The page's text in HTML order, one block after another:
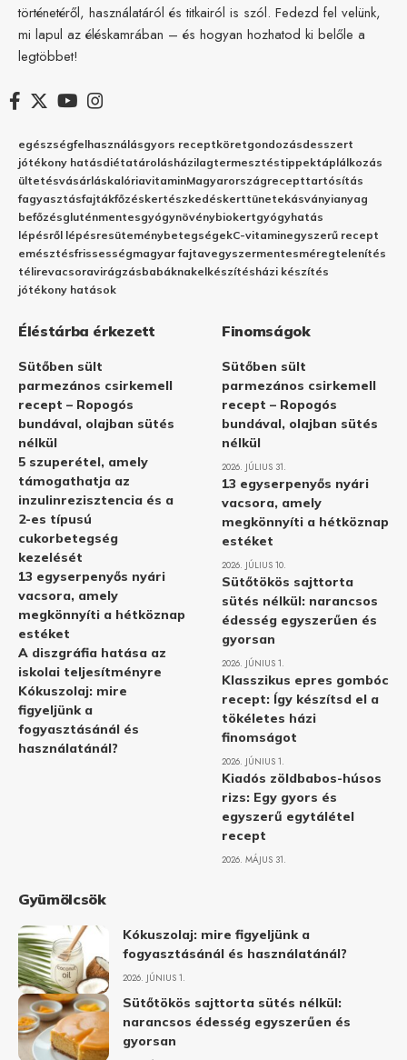
történetéről, használatáról és titkairól is szól. Fedezd fel velünk,
mi lapul az éléskamrában – és hogyan hozhatod ki belőle a
legtöbbet!
egészségfelhasználásgyors receptköretgondozásdesszert
jótékony hatásdiétatárolásházilagtermesztéstippektáplálkozás
ültetésvásárláskalóriavitaminMagyarországrecepttartósítás
fagyasztásfajtákfőzéskertészkedéskerttünetekásványianyag
befőzésgluténmentesgyógynövénybiokertgyógyhatás
lépésről lépésresüteménybetegségekC-vitaminegyszerű recept
emésztésfrissességmagyar fajtavegyszermentesméregtelenítés
télirevacsoravirágzásbabáknakelkészítésházi készítés
jótékony hatások
Éléstárba érkezett
Sütőben sült
parmezános csirkemell
recept – Ropogós
bundával, olajban sütés
nélkül
5 szuperétel, amely
támogathatja az
inzulinrezisztencia és a
2-es típusú
cukorbetegség
kezelését
13 egyserpenyős nyári
vacsora, amely
megkönnyíti a hétköznap
estéket
A diszgráfia hatása az
iskolai teljesítményre
Kókuszolaj: mire
figyeljünk a
fogyasztásánál és
használatánál?
Finomságok
Sütőben sült
parmezános csirkemell
recept – Ropogós
bundával, olajban sütés
nélkül
2026. JÚLIUS 31.
13 egyserpenyős nyári
vacsora, amely
megkönnyíti a hétköznap
estéket
2026. JÚLIUS 10.
Sütőtökös sajttorta
sütés nélkül: narancsos
édesség egyszerűen és
gyorsan
2026. JÚNIUS 1.
Klasszikus epres gombóc
recept: Így készítsd el a
tökéletes házi
finomságot
2026. JÚNIUS 1.
Kiadós zöldbabos-húsos
rizs: Egy gyors és
egyszerű egytálétel
recept
2026. MÁJUS 31.
Gyümölcsök
Kókuszolaj: mire figyeljünk a
fogyasztásánál és használatánál?
2026. JÚNIUS 1.
Sütőtökös sajttorta sütés nélkül:
narancsos édesség egyszerűen és
gyorsan